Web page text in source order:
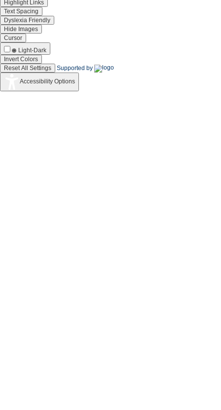
Highlight Links
Text Spacing
Dyslexia Friendly
Hide Images
Cursor
Light-Dark
Invert Colors
Reset All Settings
Supported by
Accessibility Options